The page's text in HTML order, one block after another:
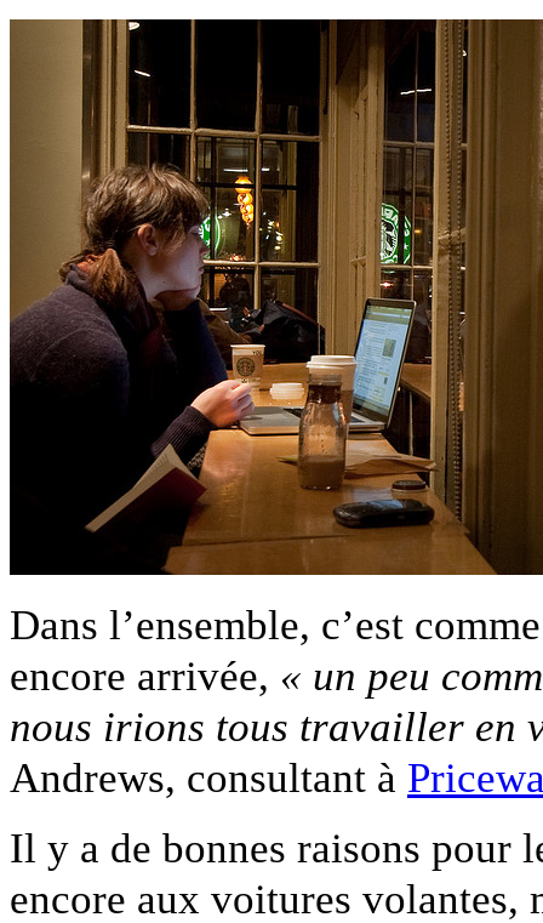
Dans l’ensemble, c’est
encore arrivée, « un peu
nous irions tous travailler en
Andrews, consultant à
Il y a de bonnes raisons pour
encore aux voitures volantes,